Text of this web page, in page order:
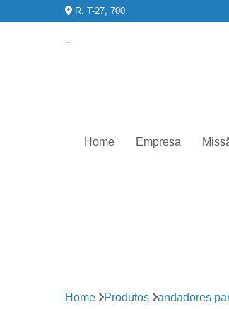
R. T-27, 700
Home Empresa
Home Produtos andadores